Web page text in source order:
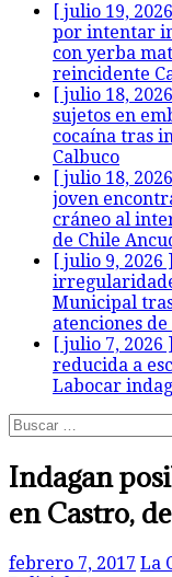
[ julio 19,
por intentar
con yerba
reincidente
[ julio 18,
sujetos en
cocaína tras
Calbuco
[ julio 18,
joven
cráneo al
de Chile
[ julio 9, 2026 ]
Municipal
atenciones
[ julio 7, 2026 ]
reducida a
Labocar
Buscar:
Indagan
en Castro,
febrero 7, 2017 La